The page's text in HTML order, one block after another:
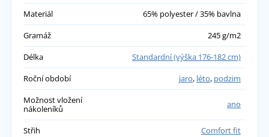
Materiál
65% polyester / 35% bavlna
Gramáž
245 g/m2
Délka
Standardní (výška 176-182 cm)
Roční období
jaro, léto, podzim
Možnost vložení
nákoleníků
ano
Střih Comfort fit